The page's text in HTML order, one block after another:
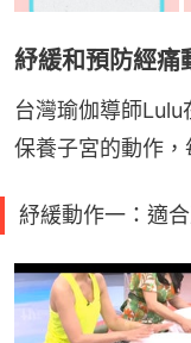
紓緩和預防經痛
台灣瑜伽導師Lulu
保養子宮的動作，
紓緩動作一：適